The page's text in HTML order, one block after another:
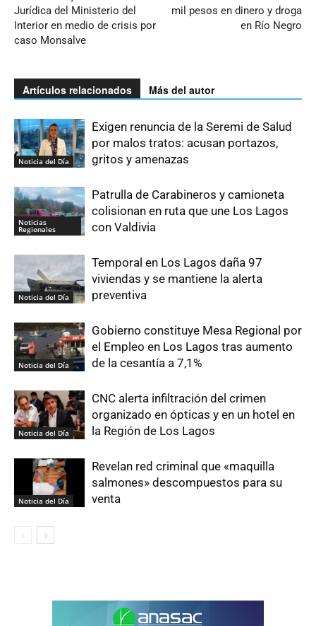
Jurídica del Ministerio del
Interior en medio de crisis por
caso Monsalve
mil pesos en dinero y droga
en Río Negro
Artículos relacionados Más del autor
Noticia del Día
Exigen renuncia de la Seremi de Salud
por malos tratos: acusan portazos,
gritos y amenazas
Noticias
Regionales
Patrulla de Carabineros y camioneta
colisionan en ruta que une Los Lagos
con Valdivia
Noticia del Día
Temporal en Los Lagos daña 97
viviendas y se mantiene la alerta
preventiva
Noticia del Día
Gobierno constituye Mesa Regional por
el Empleo en Los Lagos tras aumento
de la cesantía a 7,1%
Noticia del Día
CNC alerta infiltración del crimen
organizado en ópticas y en un hotel en
la Región de Los Lagos
Noticia del Día
Revelan red criminal que «maquilla
salmones» descompuestos para su
venta